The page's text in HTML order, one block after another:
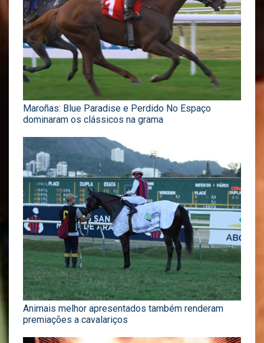
Maroñas: Blue Paradise e Perdido No Espaço
dominaram os clássicos na grama
Animais melhor apresentados também renderam
premiações a cavalariços